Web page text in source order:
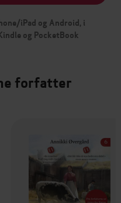
iPad og Android, i
og PocketBook
forfatter